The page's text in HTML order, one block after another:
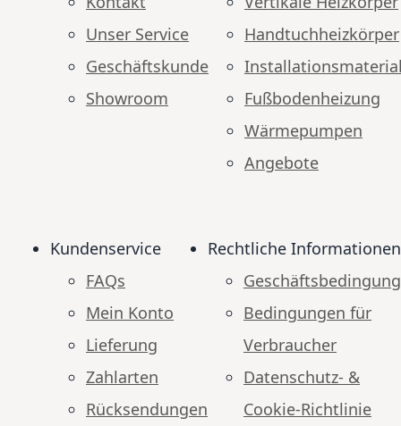
Unser Service
Geschäftskunde
Showroom
Handtuchheizkörper
Fußbodenheizung
Wärmepumpen
Angebote
Kundenservice
FAQs
Mein Konto
Lieferung
Zahlarten
Rücksendungen
Rechtliche Informationen
Bedingungen für
Verbraucher
Datenschutz- &
Cookie-Richtlinie